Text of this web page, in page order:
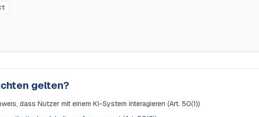
gelten?
dass Nutzer mit einem KI-System interagieren (Art. 50(1))